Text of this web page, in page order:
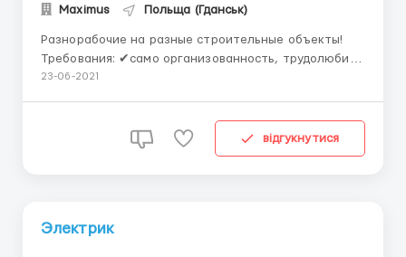
Maximus Польща (Гданськ)
Разнорабочие на разные строительные объекты!
Требования: ✔само организованность, трудолюбие,
внимательность; ✔Польский язык – понимание;
✔график пн-сб: 10-12 часов в день; ✔рабочая одежда
23-06-2021
відгукнутися
Электрик